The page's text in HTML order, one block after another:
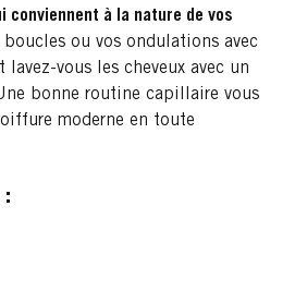
conviennent à la nature de vos
ou vos ondulations avec
lavez-vous les cheveux avec un
bonne routine capillaire vous
moderne en toute